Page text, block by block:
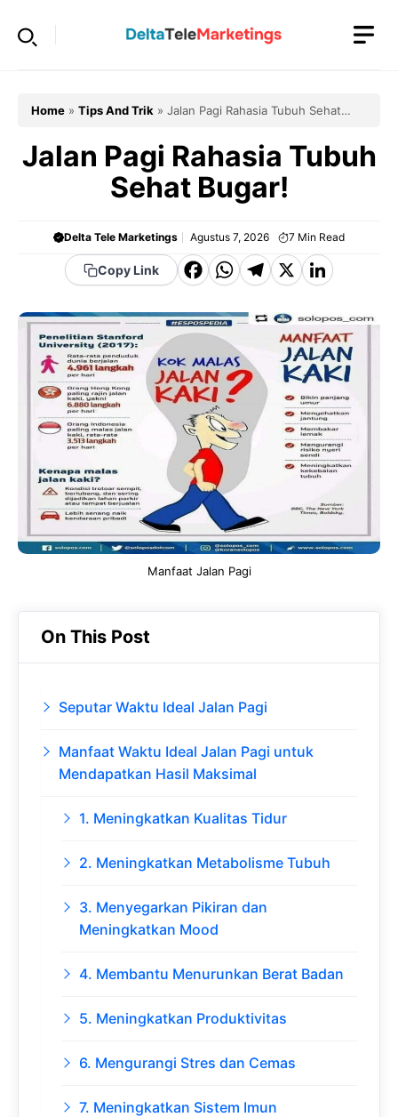
Home » Tips And Trik » Jalan Pagi Rahasia Tubuh Sehat
Jalan Pagi Rahasia Tubuh
Sehat Bugar!
Delta Tele Marketings Agustus 7, 2026 7 Min Read
Copy Link
F
c
e
b
o
o
k
W
a
t
s
A
p
p
T
e
g
r
a
m
X Li
k
e
d
In
Manfaat Jalan Pagi
On This Post
Seputar Waktu Ideal Jalan Pagi
Manfaat Waktu Ideal Jalan Pagi untuk
Mendapatkan Hasil Maksimal
1. Meningkatkan Kualitas Tidur
2. Meningkatkan Metabolisme Tubuh
3. Menyegarkan Pikiran dan
Meningkatkan Mood
4. Membantu Menurunkan Berat Badan
5. Meningkatkan Produktivitas
6. Mengurangi Stres dan Cemas
7. Meningkatkan Sistem Imun